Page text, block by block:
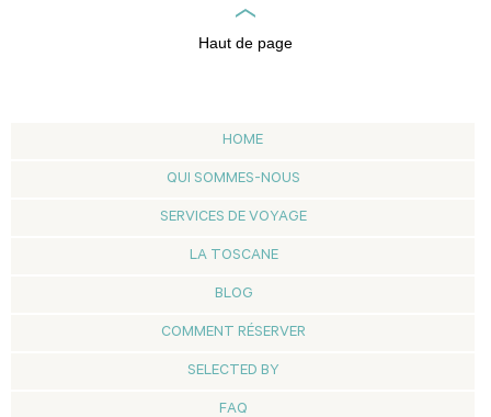
Haut de page
HOME
QUI SOMMES-NOUS
SERVICES DE VOYAGE
LA TOSCANE
BLOG
COMMENT RÉSERVER
SELECTED BY
FAQ